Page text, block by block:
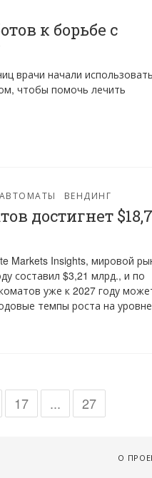
к борьбе с
врачи начали
чтобы помочь лечить
ВЕНДИНГ
достигнет $18,7
Markets Insights, мировой
составил $3,21 млрд., и по
уже к 2027 году
темпы роста на уровне
17 ... 27
О